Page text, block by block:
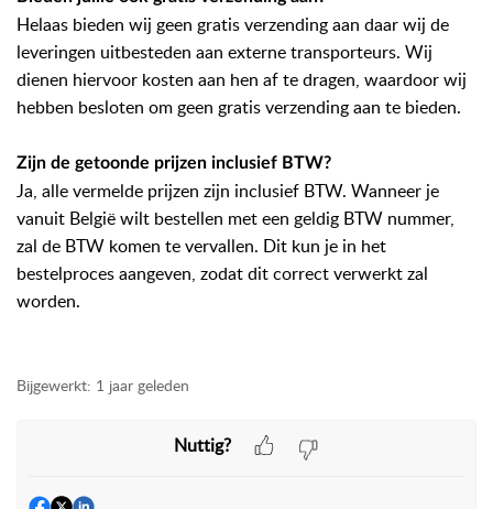
Helaas bieden wij geen gratis verzending aan daar wij de
leveringen uitbesteden aan externe transporteurs. Wij
dienen hiervoor kosten aan hen af te dragen, waardoor wij
hebben besloten om geen gratis verzending aan te bieden.
Zijn de getoonde prijzen inclusief BTW?
Ja, alle vermelde prijzen zijn inclusief BTW. Wanneer je
vanuit België wilt bestellen met een geldig BTW nummer,
zal de BTW komen te vervallen. Dit kun je in het
bestelproces aangeven, zodat dit correct verwerkt zal
worden.
Bijgewerkt: 1 jaar geleden
Nuttig?